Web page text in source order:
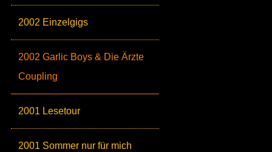
2002 Einzelgigs
2002 Garlic Boys & Die Ärzte
Coupling
2001 Lesetour
2001 Sommer nur für mich